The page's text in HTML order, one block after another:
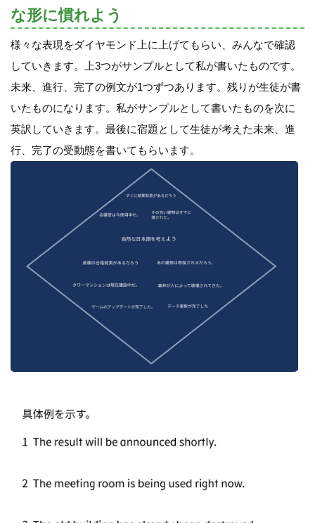
な形に慣れよう
様々な表現をダイヤモンド上に上げてもらい、みんなで確認
していきます。上3つがサンプルとして私が書いたものです。
未来、進行、完了の例文が1つずつあります。残りが生徒が書
いたものになります。私がサンプルとして書いたものを次に
英訳していきます。最後に宿題として生徒が考えた未来、進
行、完了の受動態を書いてもらいます。